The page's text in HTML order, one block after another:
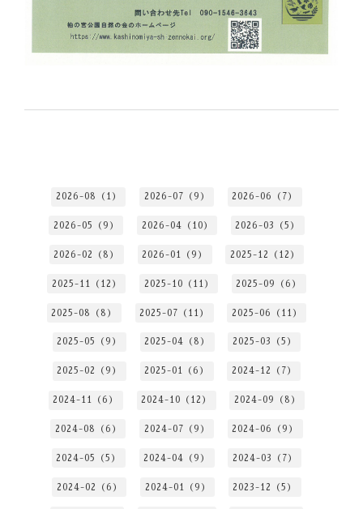
2026-08（1） 2026-07（9） 2026-06（7）
2026-05（9） 2026-04（10） 2026-03（5）
2026-02（8） 2026-01（9） 2025-12（12）
2025-11（12） 2025-10（11） 2025-09（6）
2025-08（8） 2025-07（11） 2025-06（11）
2025-05（9） 2025-04（8） 2025-03（5）
2025-02（9） 2025-01（6） 2024-12（7）
2024-11（6） 2024-10（12） 2024-09（8）
2024-08（6） 2024-07（9） 2024-06（9）
2024-05（5） 2024-04（9） 2024-03（7）
2024-02（6） 2024-01（9） 2023-12（5）